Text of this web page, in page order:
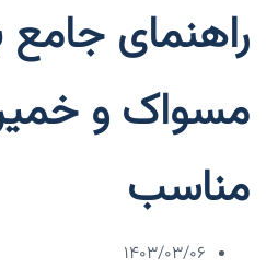
راهنمای جامع
مسواک و
مناسب
۱۴۰۳/۰۳/۰۶